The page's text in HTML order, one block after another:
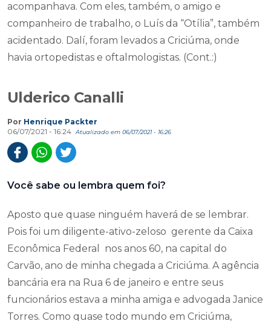
acompanhava. Com eles, também, o amigo e
companheiro de trabalho, o Luís da “Otília”, também
acidentado. Dalí, foram levados a Criciúma, onde
havia ortopedistas e oftalmologistas. (Cont.:)
Ulderico Canalli
Por Henrique Packter
06/07/2021 - 16:24
Atualizado em 06/07/2021 - 16:26
Você sabe ou lembra quem foi?
Aposto que quase ninguém haverá de se lembrar.
Pois foi um diligente-ativo-zeloso gerente da Caixa
Econômica Federal nos anos 60, na capital do
Carvão, ano de minha chegada a Criciúma. A agência
bancária era na Rua 6 de janeiro e entre seus
funcionários estava a minha amiga e advogada Janice
Torres. Como quase todo mundo em Criciúma,